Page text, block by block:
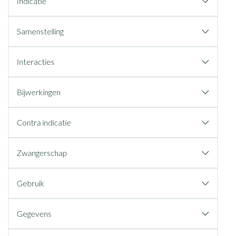
Samenstelling
Interacties
Bijwerkingen
Contra indicatie
Zwangerschap
Gebruik
Gegevens